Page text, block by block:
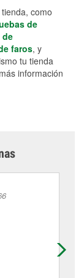
como
de
de
faros, y
tu tienda
información